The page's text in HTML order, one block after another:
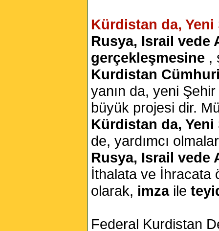
Kürdistan da,
Rusya, Israil vede
gerçekleşmesine ,
Kurdistan
yanın da, yeni
büyük projesi dir.
Kürdistan da, Yeni
de, yardımcı
Rusya, Israil vede
İthalata ve
olarak, imzaile
Federal Kurdistan